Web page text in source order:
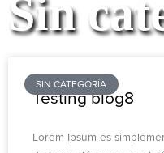
Sin
SIN CATEGORÍA
Testing blog8
Lorem Ipsum es